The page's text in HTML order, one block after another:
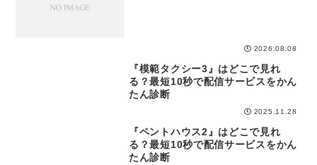
2026.08.08
『模範タクシー3』はどこで見れ
る？最短10秒で配信サービスをかん
たん診断
2025.11.28
『ペントハウス2』はどこで見れ
る？最短10秒で配信サービスをかん
たん診断